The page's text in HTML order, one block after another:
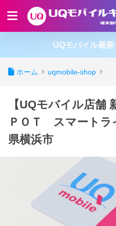
UQモバイル最
ホーム uqmobile-shop
【UQモバイル店舗
ＰＯＴ スマートラ
県横浜市